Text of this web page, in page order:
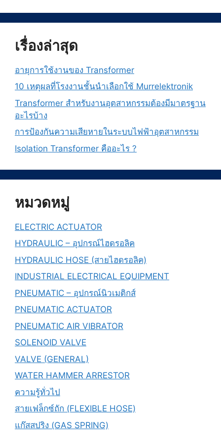
เรื่องล่าสุด
อายุการใช้งานของ Transformer
10 เหตุผลที่โรงงานชั้นนำเลือกใช้ Murrelektronik
Transformer สำหรับงานอุตสาหกรรมต้องมีมาตรฐาน
อะไรบ้าง
การป้องกันความเสียหายในระบบไฟฟ้าอุตสาหกรรม
Isolation Transformer คืออะไร ?
หมวดหมู่
ELECTRIC ACTUATOR
HYDRAULIC – อุปกรณ์ไฮดรอลิค
HYDRAULIC HOSE (สายไฮดรอลิค)
INDUSTRIAL ELECTRICAL EQUIPMENT
PNEUMATIC – อุปกรณ์นิวเมติกส์
PNEUMATIC ACTUATOR
PNEUMATIC AIR VIBRATOR
SOLENOID VALVE
VALVE (GENERAL)
WATER HAMMER ARRESTOR
ความรู้ทั่วไป
สายเฟล็กซ์ถัก (FLEXIBLE HOSE)
แก๊สสปริง (GAS SPRING)